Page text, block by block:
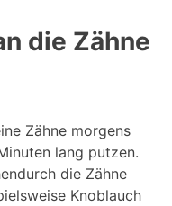
die Zähne
Zähne morgens
lang putzen.
die Zähne
Knoblauch